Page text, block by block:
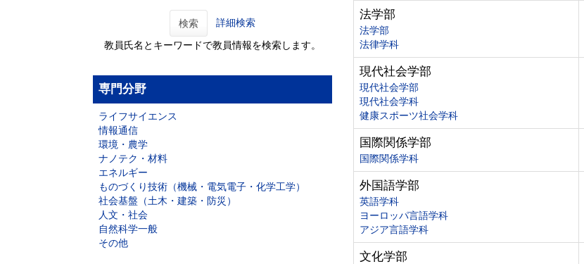
検索 詳細検索
教員氏名とキーワードで教員情報を検索します。
専門分野
ライフサイエンス
情報通信
環境・農学
ナノテク・材料
エネルギー
ものづくり技術（機械・電気電子・化学工学）
社会基盤（土木・建築・防災）
人文・社会
自然科学一般
その他
法学部
法学部
法律学科
現代社会学部
現代社会学部
現代社会学科
健康スポーツ社会学科
国際関係学部
国際関係学科
外国語学部
英語学科
ヨーロッパ言語学科
アジア言語学科
文化学部